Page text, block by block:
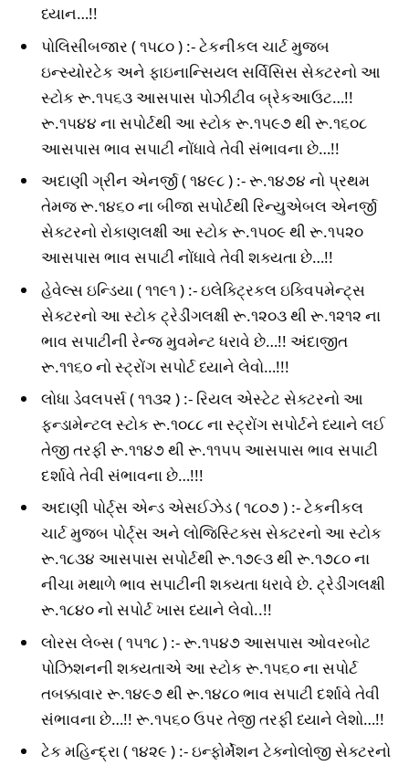
ધ્યાન…!!
પોલિસીબજાર ( ૧૫૮૦ ) :- ટેકનીકલ ચાર્ટ મુજબ
ઇન્સ્યોરટેક અને ફાઇનાન્સિયલ સર્વિસિસ સેક્ટરનો આ
સ્ટોક રૂ.૧૫૬૩ આસપાસ પોઝીટીવ બ્રેકઆઉટ…!!
રૂ.૧૫૪૪ ના સપોર્ટથી આ સ્ટોક રૂ.૧૫૯૭ થી રૂ.૧૬૦૮
આસપાસ ભાવ સપાટી નોંધાવે તેવી સંભાવના છે…!!
અદાણી ગ્રીન એનર્જી ( ૧૪૯૮ ) :- રૂ.૧૪૭૪ નો પ્રથમ
તેમજ રૂ.૧૪૬૦ ના બીજા સપોર્ટથી રિન્યુએબલ એનર્જી
સેક્ટરનો રોકાણલક્ષી આ સ્ટોક રૂ.૧૫૦૯ થી રૂ.૧૫૨૦
આસપાસ ભાવ સપાટી નોંધાવે તેવી શક્યતા છે…!!
હેવેલ્સ ઇન્ડિયા ( ૧૧૯૧ ) :- ઇલેક્ટ્રિકલ ઇક્વિપમેન્ટ્સ
સેક્ટરનો આ સ્ટોક ટ્રેડીંગલક્ષી રૂ.૧૨૦૩ થી રૂ.૧૨૧૨ ના
ભાવ સપાટીની રેન્જ મુવમેન્ટ ધરાવે છે…!! અંદાજીત
રૂ.૧૧૬૦ નો સ્ટ્રોંગ સપોર્ટ ધ્યાને લેવો…!!!
લોધા ડેવલપર્સ ( ૧૧૩૨ ) :- રિયલ એસ્ટેટ સેક્ટરનો આ
ફન્ડામેન્ટલ સ્ટોક રૂ.૧૦૮૮ ના સ્ટ્રોંગ સપોર્ટને ધ્યાને લઈ
તેજી તરફી રૂ.૧૧૪૭ થી રૂ.૧૧૫૫ આસપાસ ભાવ સપાટી
દર્શાવે તેવી સંભાવના છે…!!!
અદાણી પોર્ટ્સ એન્ડ એસઈઝેડ ( ૧૮૦૭ ) :- ટેકનીકલ
ચાર્ટ મુજબ પોર્ટ્સ અને લોજિસ્ટિક્સ સેક્ટરનો આ સ્ટોક
રૂ.૧૮૩૪ આસપાસ સપોર્ટથી રૂ.૧૭૯૩ થી રૂ.૧૭૮૦ ના
નીચા મથાળે ભાવ સપાટીની શક્યતા ધરાવે છે. ટ્રેડીંગલક્ષી
રૂ.૧૮૪૦ નો સપોર્ટ ખાસ ધ્યાને લેવો..!!
લોરસ લેબ્સ ( ૧૫૧૮ ) :- રૂ.૧૫૪૭ આસપાસ ઓવરબોટ
પોઝિશનની શક્યતાએ આ સ્ટોક રૂ.૧૫૬૦ ના સપોર્ટ
તબક્કાવાર રૂ.૧૪૯૭ થી રૂ.૧૪૮૦ ભાવ સપાટી દર્શાવે તેવી
સંભાવના છે…!! રૂ.૧૫૬૦ ઉપર તેજી તરફી ધ્યાને લેશો…!!
ટેક મહિન્દ્રા ( ૧૪૨૯ ) :- ઇન્ફોર્મેશન ટેક્નોલોજી સેક્ટરનો